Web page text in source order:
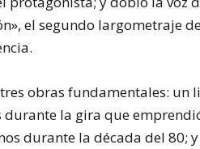
el segundo largometraje
obras fundamentales: un
durante la gira que
durante la década del 80; y